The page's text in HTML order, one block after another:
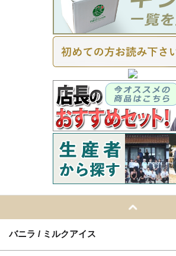
バニラ / ミルクアイス